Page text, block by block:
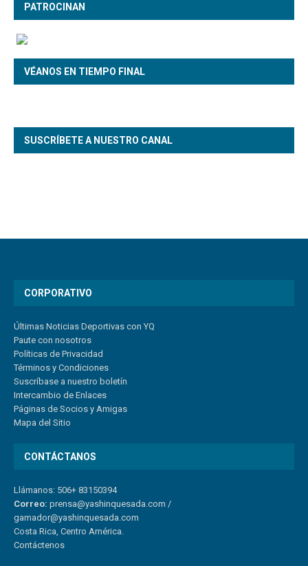
PATROCINAN
VÉANOS EN TIEMPO FINAL
SUSCRÍBETE A NUESTRO CANAL
CORPORATIVO
Últimas Noticias Deportivas con YQ
Paute con nosotros
Políticas de Privacidad
Términos y Condiciones
Suscríbase a nuestro boletín
Intercambio de Enlaces
Páginas de Socios y Amigas
Mapa del Sitio
CONTÁCTANOS
Llámanos: 506+ 83150394
Correo: prensa@yashinquesada.com /
gamador@yashinquesada.com
Costa Rica, Centro América.
Contáctenos